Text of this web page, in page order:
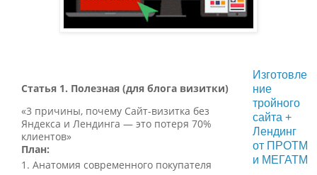
Статья 1. Полезная (для блога визитки)
«3 причины, почему Сайт-визитка без
Яндекса и Лендинга — это потеря 70%
клиентов»
План:
Анатомия современного покупателя
Изготовле
ние
тройного
сайта +
Лендинг
от ПРОТМ
и МЕГАТМ